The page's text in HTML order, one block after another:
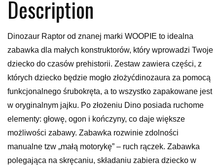
Description
Dinozaur Raptor od znanej marki WOOPIE to idealna
zabawka dla małych konstruktorów, który wprowadzi Twoje
dziecko do czasów prehistorii. Zestaw zawiera części, z
których dziecko będzie mogło złożyćdinozaura za pomocą
funkcjonalnego śrubokręta, a to wszystko zapakowane jest
w oryginalnym jajku. Po złożeniu Dino posiada ruchome
elementy: głowę, ogon i kończyny, co daje większe
możliwości zabawy. Zabawka rozwinie zdolności
manualne tzw „małą motorykę” – ruch rączek. Zabawka
polegająca na skręcaniu, składaniu zabiera dziecko w